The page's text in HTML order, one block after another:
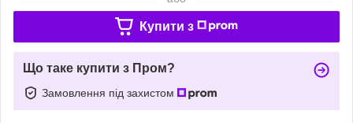
Купити з
Що таке купити з Пром?
Замовлення під захистом